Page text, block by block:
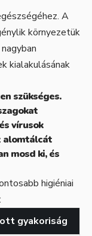
A
környezetük
kialakulásának
szükséges.
vírusok
alomtálcát
mosd ki, és
higiéniai
gyakoriság